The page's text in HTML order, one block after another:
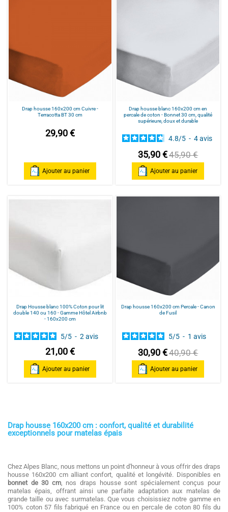
Drap housse 160x200 cm Cuivre -
Terracotta BT 30 cm
29,90 €
Ajouter au panier
Drap housse blanc 160x200 cm en
percale de coton - Bonnet 30 cm, qualité
supérieure, doux et durable
4.8/5 - 4avis
35,90 €45,90 €
Ajouter au panier
Drap Housse blanc 100% Coton pour lit
double 140 ou 160 - Gamme Hôtel Airbnb
- 160x200 cm
5/5 - 2 avis
21,00 €
Ajouter au panier
Drap housse 160x200 cm Percale - Canon
de Fusil
5/5 - 1avis
30,90 €40,90 €
Ajouter au panier
Drap housse 160x200 cm : confort, qualité et durabilité
exceptionnels pour matelas épais
Chez Alpes Blanc, nous mettons un point d'honneur à vous offrir des draps
housse 160x200 cm alliant confort, qualité et longévité. Disponibles en
bonnet de 30 cm, nos draps housse sont spécialement conçus pour
matelas épais, offrant ainsi une parfaite adaptation aux matelas de
grande taille ou avec surmatelas. Que vous choisissiez notre gamme en
100% coton 57 fils fabriqué en France ou en percale de coton 80 fils du